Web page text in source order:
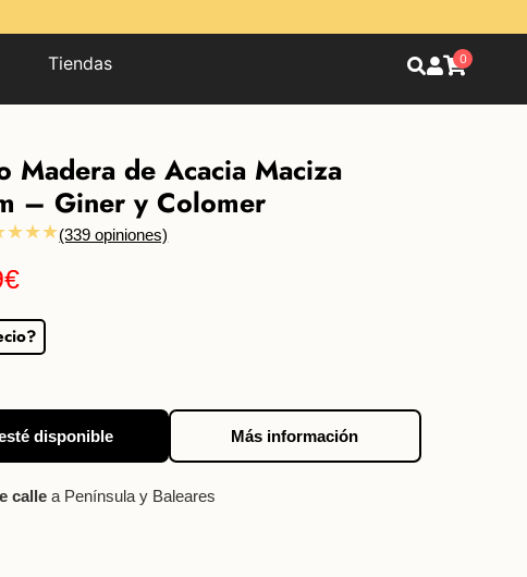
Tiendas 0
Madera de Acacia Maciza
– Giner y Colomer
(339 opiniones)
€
disponible Más información
calle a Península y Baleares